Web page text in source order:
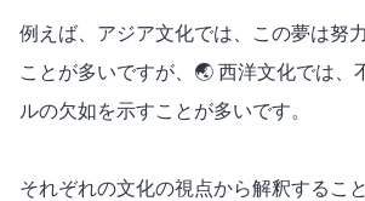
例えば、アジア文化では、この夢は努
ことが多いですが、🌏 西洋文化では、
ルの欠如を示すことが多いです。
それぞれの文化の視点から解釈するこ